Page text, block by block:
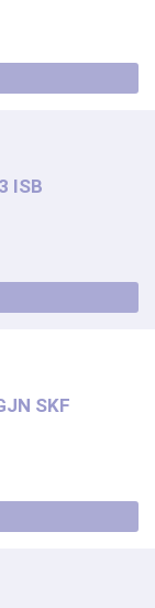
ISB
SKF